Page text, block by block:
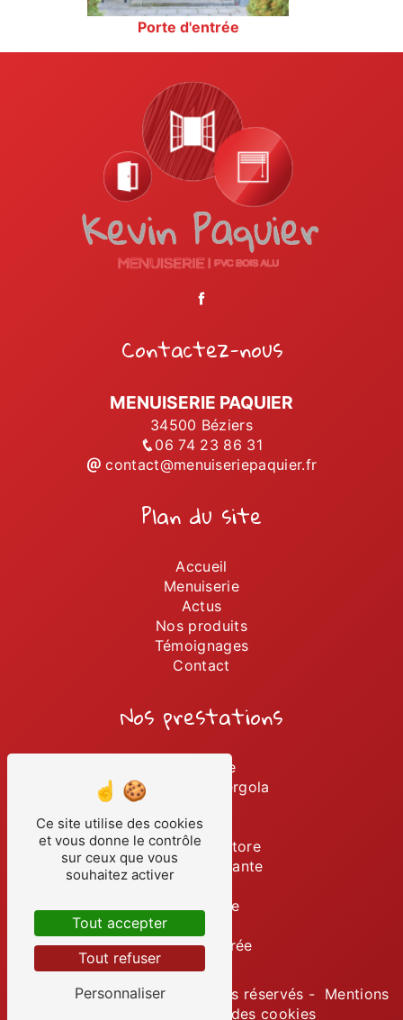
Porte d'entrée
Contactez-nous
MENUISERIE PAQUIER
34500 Béziers
06 74 23 86 31
contact@menuiseriepaquier.fr
Plan du site
Accueil
Menuiserie
Actus
Nos produits
Témoignages
Contact
Nos prestations
Persienne
Installation pergola
Volets
Installation store
Porte coulissante
Menuiserie
Porte d'entrée
Vistalid- 2026 - Tous droits réservés - Mentions
Gestion des cookies
Ce site utilise des cookies
et vous donne le contrôle
sur ceux que vous
souhaitez activer
Tout accepter
Tout refuser
Personnaliser